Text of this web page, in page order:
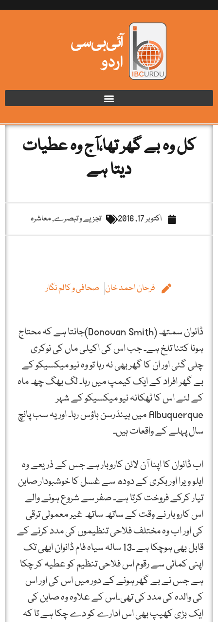
کل وہ بے گھر تھا،آج وہ عطیات
دیتا ہے
اکتوبر 17, 2016 تجزیے و تبصرے,معاشرہ
فرحان احمد خان صحافی و کالم نگار
ڈانوان سمتھ (Donovan Smith)جانتا ہے کہ محتاج
ہونا کتنا تلخ ہے۔ جب اس کی اکیلی ماں کی نوکری
چلی گئی اور ان کا گھر بھی نہ رہا تو وہ نیو میکسیکو کے
بے گھر افراد کے ایک کیمپ میں رہا۔ لگ بھگ چھ ماہ
کے لئے اس کا ٹھکانہ نیو میکسیکو کے شہر
Albuquerque میں ہینڈرسن ہاؤس رہا۔ اور یہ سب پانچ
سال پہلے کے واقعات ہیں۔
اب ڈانوان کا اپنا آن لائن کاروبار ہے جس کے ذریعے وہ
ایلو ویرا اور بکری کے دودھ سے غسل کا خوشبودار صابن
تیار کرکے فروخت کرتا ہے۔ صفر سے شروع ہونے والے
اس کاروبار نے وقت کے ساتھ ساتھ غیر معمولی ترقی
کی اور اب وہ مختلف فلاحی تنظیموں کی مدد کرنے کے
قابل بھی ہوچکا ہے ۔13 سالہ سیاہ فام ڈانوان ابھی تک
اپنی کمائی سے رقوم اس فلاحی تنظیم کو عطیہ کر چکا
ہے جس نے بے گھر ہونے کے دور میں اس کی اور اس
کی والدہ کی مدد کی تھی۔اس کے علاوہ وہ صابن کی
ایک بڑی کھیپ بھی اس ادارے کو دے چکا ہے تا کہ